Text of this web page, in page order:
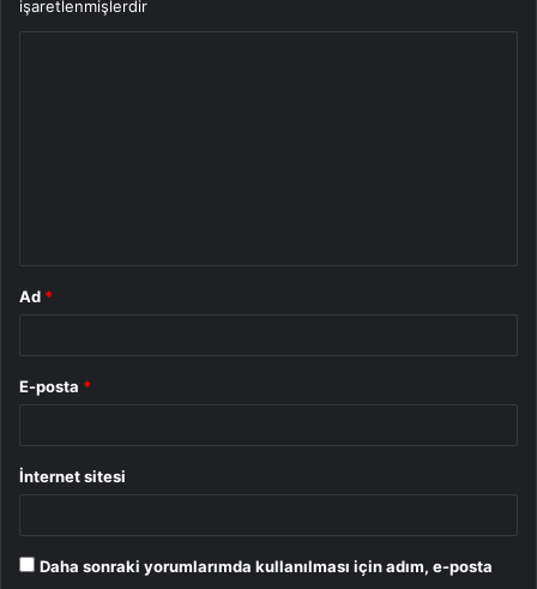
işaretlenmişlerdir
Ad *
E-posta *
İnternet sitesi
Daha sonraki yorumlarımda kullanılması için adım, e-posta